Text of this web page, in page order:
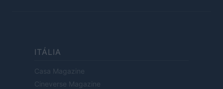
ITÁLIA
Casa Magazine
Cineverse Magazine